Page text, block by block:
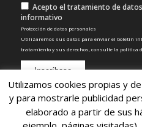
Acepto el tratamiento de
informativo
Protección de datos personales
Utilizaremos sus datos para enviar el boletín
tratamiento y sus derechos, consulte la política
Utilizamos cookies propias y
y para mostrarle publicidad
elaborado a partir de sus